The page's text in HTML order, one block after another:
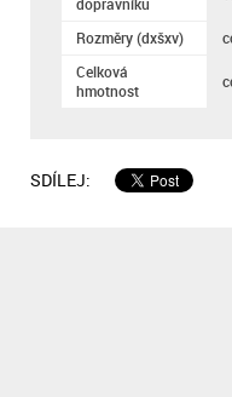
Rozměry (dxšxv)
Celková
hmotnost
SDÍLEJ: